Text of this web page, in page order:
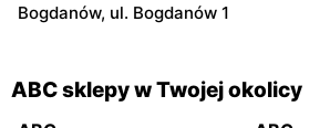
Bogdanów, ul. Bogdanów 1
ABC sklepy w Twojej okolicy